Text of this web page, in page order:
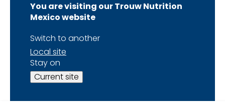
You are visiting our Trouw Nutrition
Mexico website
Switch to another
Local site
Stay on
Current site
Catálogo de
Productos
Contamos con una gran variedad de productos
que se adecuan a las necesidades especificas de